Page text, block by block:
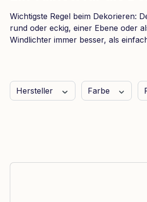
Wichtigste Regel beim Dekorieren:
rund oder eckig, einer Ebene oder
Windlichter immer besser, als
Hersteller Farbe